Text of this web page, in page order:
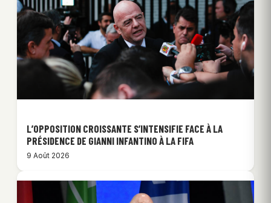
L’OPPOSITION CROISSANTE S’INTENSIFIE FACE À LA
PRÉSIDENCE DE GIANNI INFANTINO À LA FIFA
9 Août 2026